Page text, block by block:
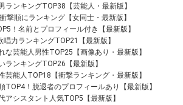
ランキングTOP38【芸能人・最新版】
撃順にランキング【女同士・最新版】
！名前とプロフィール付き【最新版】
唱力ランキングTOP21【最新版】
な芸能人男性TOP25【画像あり・最新版】
ランキングTOP26【最新版】
芸能人TOP18【衝撃ランキング・最新版】
TOP4！脱退者のプロフィールあり【最新版】
アシスタント人気TOP5【最新版】